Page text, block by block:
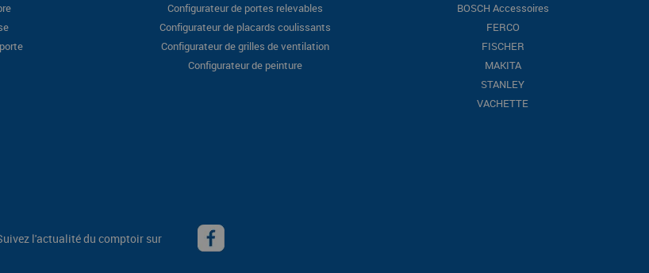
Configurateur de portes relevables
Configurateur de placards coulissants
Configurateur de grilles de ventilation
Configurateur de peinture
BOSCH Accessoires
FERCO
FISCHER
MAKITA
STANLEY
VACHETTE
l'actualité du comptoir sur